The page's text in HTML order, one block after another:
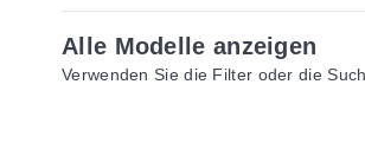
Alle Modelle anzeigen
Verwenden Sie die Filter oder die